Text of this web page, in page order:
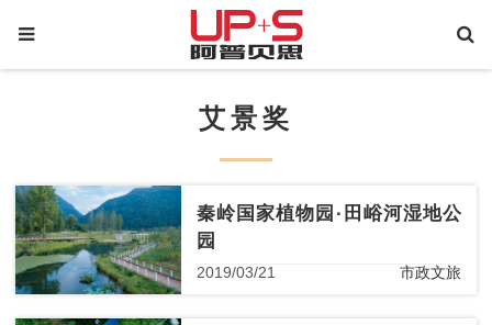
艾景奖
秦岭国家植物园·田峪河湿地公
园
2019/03/21 市政文旅